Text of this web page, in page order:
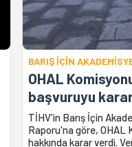
BARIŞ İÇİN
OHAL
başvuruyu
TİHV'in Barış İçin
Raporu'na göre, OHAL
hakkında karar verdi.